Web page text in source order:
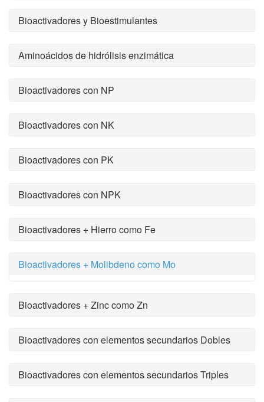
Bioactivadores y Bioestimulantes
Aminoácidos de hidrólisis enzimática
Bioactivadores con NP
Bioactivadores con NK
Bioactivadores con PK
Bioactivadores con NPK
Bioactivadores + Hierro como Fe
Bioactivadores + Molibdeno como Mo
Bioactivadores + Zinc como Zn
Bioactivadores con elementos secundarios Dobles
Bioactivadores con elementos secundarios Triples